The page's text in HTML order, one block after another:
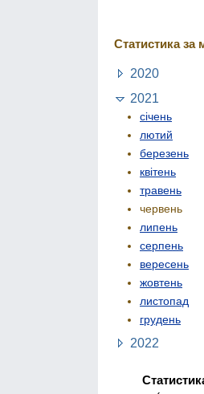
Статистика за
2020
2021
січень
лютий
березень
квітень
травень
червень
липень
серпень
вересень
жовтень
листопад
грудень
2022